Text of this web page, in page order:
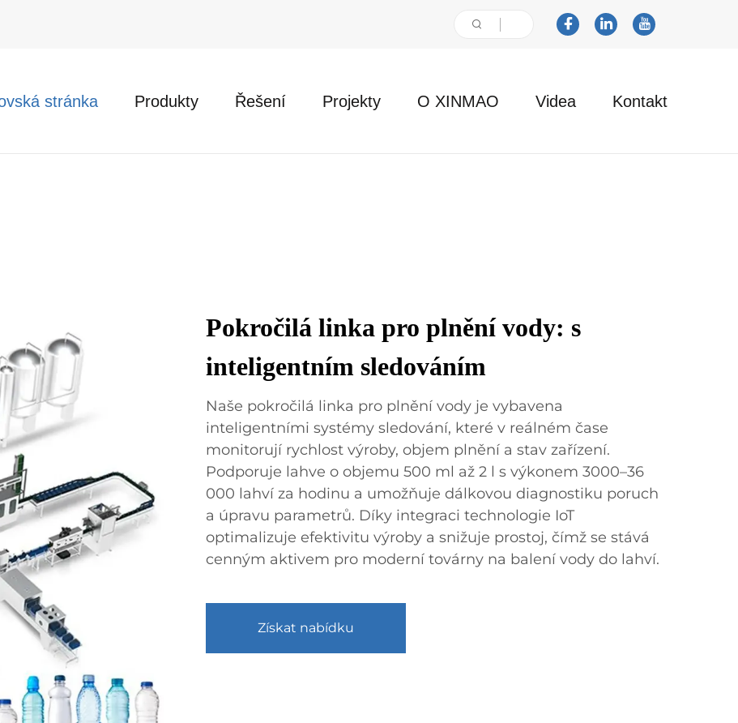
stránka Produkty Řešení Projekty O XINMAO Videa Kontakt
Pokročilá linka pro plnění vody: s
inteligentním sledováním
Naše pokročilá linka pro plnění vody je vybavena
inteligentními systémy sledování, které v reálném čase
monitorují rychlost výroby, objem plnění a stav zařízení.
Podporuje lahve o objemu 500 ml až 2 l s výkonem 3000–36
000 lahví za hodinu a umožňuje dálkovou diagnostiku poruch
a úpravu parametrů. Díky integraci technologie IoT
optimalizuje efektivitu výroby a snižuje prostoj, čímž se stává
cenným aktivem pro moderní továrny na balení vody do lahví.
Získat nabídku